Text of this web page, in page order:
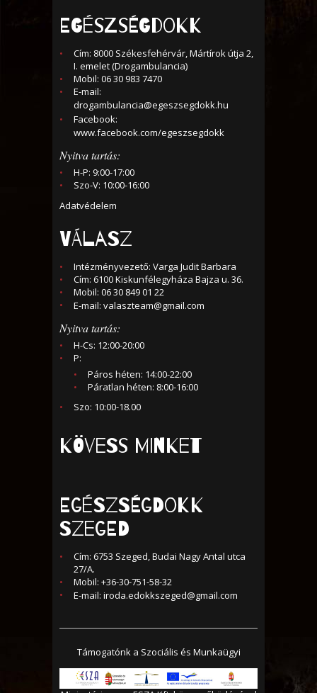
EGÉSZSÉGDOKK
Cím: 8000 Székesfehérvár, Mártírok útja 2,
I. emelet (Drogambulancia)
Mobil: 06 30 983 7470
E-mail:
drogambulancia@egeszsegdokk.hu
Facebook:
www.facebook.com/egeszsegdokk
Nyitva tartás:
H-P: 9:00-17:00
Szo-V: 10:00-16:00
Adatvédelem
VÁLASZ
Intézményvezető: Varga Judit Barbara
Cím: 6100 Kiskunfélegyháza Bajza u. 36.
Mobil: 06 30 849 01 22
E-mail: valaszteam@gmail.com
Nyitva tartás:
H-Cs: 12:00-20:00
P:
Páros héten: 14:00-22:00
Páratlan héten: 8:00-16:00
Szo: 10:00-18.00
KÖVESS MINKET
Egészségdokk
Szeged
Cím: 6753 Szeged, Budai Nagy Antal utca
27/A.
Mobil: +36-30-751-58-32
E-mail: iroda.edokkszeged@gmail.com
Támogatónk a Szociális és Munkaügyi
Minisztérium és a Nemzeti Erőforrás